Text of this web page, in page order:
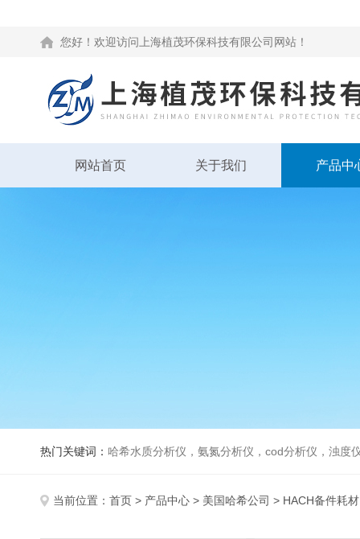
您好！欢迎访问上海植茂环保科技有限公司网站！
网站首页 关于我们 产品中
热门关键词： 哈希水质分析仪，氨氮分析仪，cod分析仪，浊度
当前位置： 首页 > 产品中心 > 美国哈希公司 > HACH备件耗材